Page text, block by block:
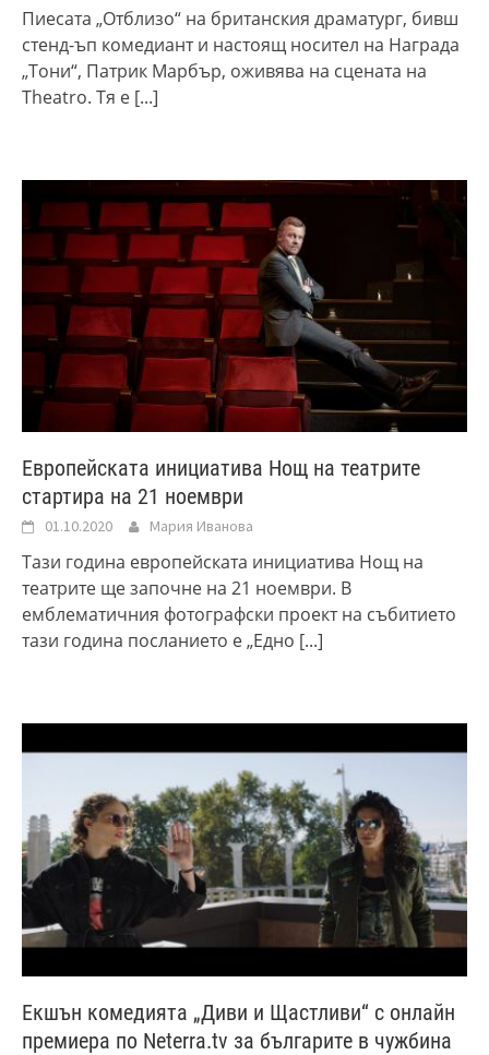
Пиесата „Отблизо“ на британския драматург, бивш
стенд-ъп комедиант и настоящ носител на Награда
„Тони“, Патрик Марбър, оживява на сцената на
Theatro. Тя е [...]
Eвропейската инициатива Нощ на театрите
стартира на 21 ноември
01.10.2020 Мария Иванова
Тази година европейската инициатива Нощ на
театрите ще започне на 21 ноември. В
емблематичния фотографски проект на събитието
тази година посланието е „Едно [...]
Екшън комедията „Диви и Щастливи“ с онлайн
премиера по Neterra.tv за българите в чужбина